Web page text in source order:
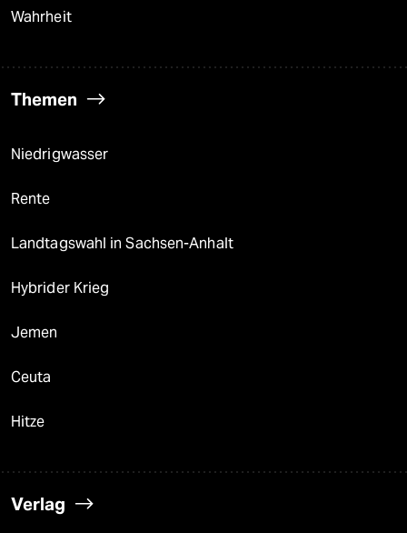
Wahrheit
Themen
Niedrigwasser
Rente
Landtagswahl in Sachsen-Anhalt
Hybrider Krieg
Jemen
Ceuta
Hitze
Verlag